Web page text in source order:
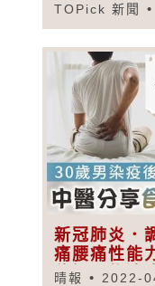
TOPick 新聞
新冠肺炎．
痛腰痛性能
位調理後遺
晴報 2022-